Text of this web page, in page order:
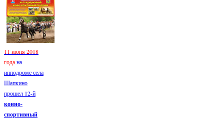
11 июня 2018
годана
ипподроме села
Шапкино
прошел 12-й
конно-
спортивный